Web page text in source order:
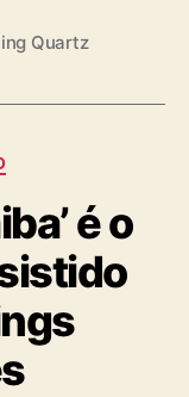
Quartz
é o